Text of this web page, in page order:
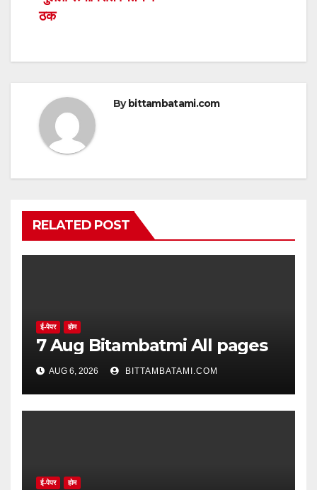
ठक
Bybittambatami.com
RELATED POST
ई-पेपर होम
7 Aug Bitambatmi All pages
AUG 6, 2026 BITTAMBATAMI.COM
ई-पेपर होम